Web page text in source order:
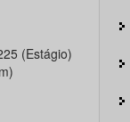
(Estágio)